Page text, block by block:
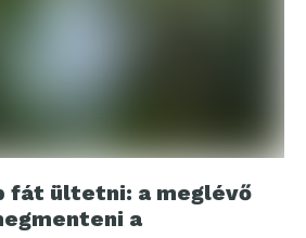
fát ültetni: a meglévő
a